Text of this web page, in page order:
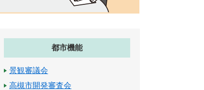
都市機能
景観審議会
高槻市開発審査会